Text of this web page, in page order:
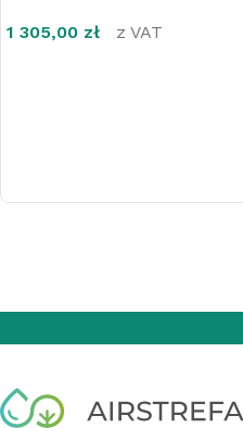
1 305,00 zł z VAT